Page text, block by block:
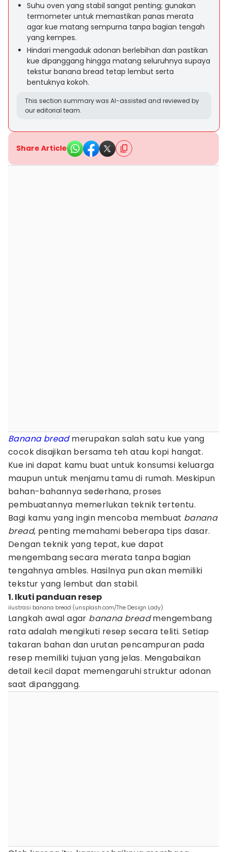
Suhu oven yang stabil sangat penting; gunakan
termometer untuk memastikan panas merata
agar kue matang sempurna tanpa bagian tengah
yang kempes.
Hindari mengaduk adonan berlebihan dan pastikan
kue dipanggang hingga matang seluruhnya supaya
tekstur banana bread tetap lembut serta
bentuknya kokoh.
This section summary was AI-assisted and reviewed by
our editorial team.
Share Article
Banana breadmerupakan salah satu kue yang
cocok disajikan bersama teh atau kopi hangat.
Kue ini dapat kamu buat untuk konsumsi keluarga
maupun untuk menjamu tamu di rumah. Meskipun
bahan-bahannya sederhana, proses
pembuatannya memerlukan teknik tertentu.
Bagi kamu yang ingin mencoba membuat banana
bread, penting memahami beberapa tips dasar.
Dengan teknik yang tepat, kue dapat
mengembang secara merata tanpa bagian
tengahnya ambles. Hasilnya pun akan memiliki
tekstur yang lembut dan stabil.
1. Ikuti panduan resep
ilustrasi banana bread (unsplash.com/The Design Lady)
Langkah awal agar banana breadmengembang
rata adalah mengikuti resep secara teliti. Setiap
takaran bahan dan urutan pencampuran pada
resep memiliki tujuan yang jelas. Mengabaikan
detail kecil dapat memengaruhi struktur adonan
saat dipanggang.